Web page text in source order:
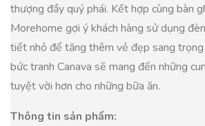
thượng đầy quý phái. Kết hợp cùng bàn
Morehome gợi ý khách hàng sử dụng
tiết nhỏ để tăng thêm vẻ đẹp sang trọng
bức tranh Canava sẽ mang đến những
tuyệt vời hơn cho những bữa ăn.
Thông tin sản phẩm: